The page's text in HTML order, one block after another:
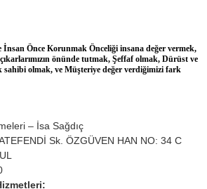
Önce Korunmak Önceliği insana değer vermek,
önünde tutmak, Şeffaf olmak, Dürüst ve
olmak, ve Müşteriye değer verdiğimizi fark
– İsa Sağdıç
Sk. ÖZGÜVEN HAN NO: 34 C